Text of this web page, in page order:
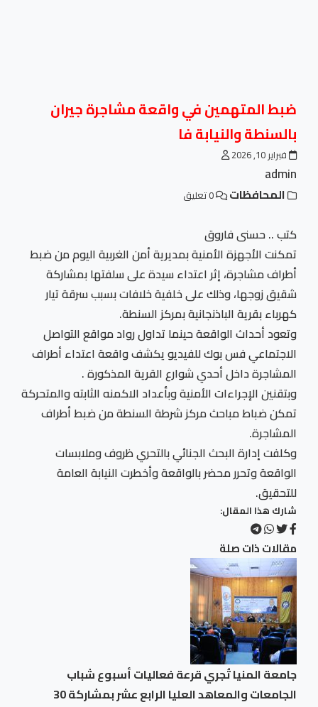
ضبط المتهمين في واقعة مشاجرة جيران
بالسنطة والنيابة فا
فبراير 10, 2026
admin
المحافظات
كتب .. حسنى فاروق
تمكنت الأجهزة الأمنية بمديرية أمن الغربية اليوم من ضبط
أطراف مشاجرة، إثر اعتداء سيدة على سلفتها بمشاركة
شقيق زوجها، وذلك على خلفية خلافات بسبب سرقة تيار
كهرباء بقرية الباذنجانية بمركز السنطة.
وتعود أحداث الواقعة حينما تداول رواد مواقع التواصل
الاجتماعي فس بوك للفيديو يكشف واقعة اعتداء أطراف
المشاجرة داخل أحدي شوارع القرية المذكورة .
وبتقنين الإجراءات الأمنية وبأعداد الاكمنه الثابته والمتحركة
تمكن ضباط مباحث مركز شرطة السنطة من ضبط أطراف
المشاجرة.
وكلفت إدارة البحث الجنائي بالتحري ظروف وملابسات
الواقعة وتحرر محضر بالواقعة وأخطرت النيابة العامة
للتحقيق.
شارك هذا المقال:
مقالات ذات صلة
جامعة المنيا تُجري قرعة فعاليات أسبوع شباب
الجامعات والمعاهد العليا الرابع عشر بمشاركة 30